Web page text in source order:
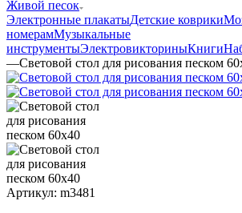
Живой песок
Электронные плакатыДетские коврики
номерамМузыкальные
инструментыЭлектровикториныКниги
—Световой стол для рисования песком
Артикул: m3481